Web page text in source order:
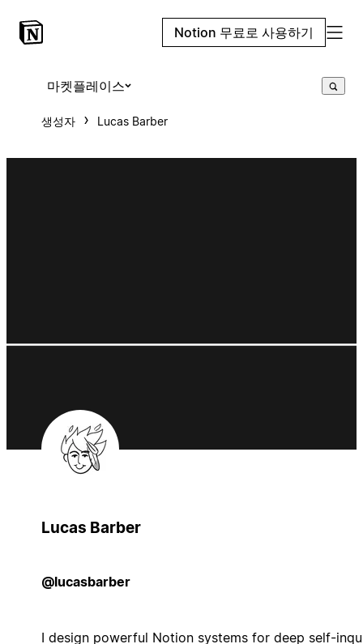
Notion 무료로 사용하기
마켓플레이스
생성자 Lucas Barber
Lucas Barber
@lucasbarber
I design powerful Notion systems for deep self-